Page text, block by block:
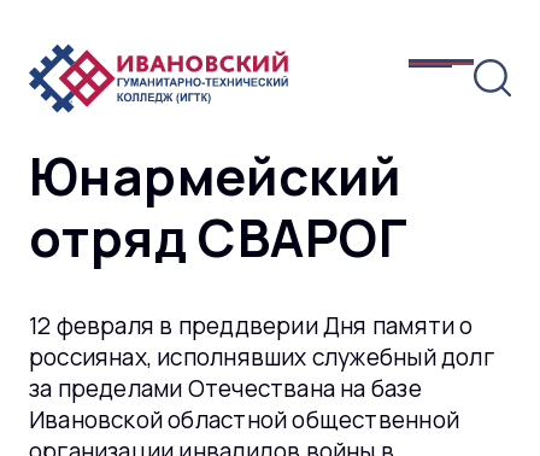
Юнармейский
отряд СВАРОГ
12 февраля в преддверии Дня памяти о
россиянах, исполнявших служебный долг
за пределами Отечествана на базе
Ивановской областной общественной